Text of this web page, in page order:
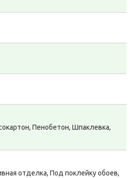
Пенобетон, Шпаклевка,
отделка, Под поклейку обоев,